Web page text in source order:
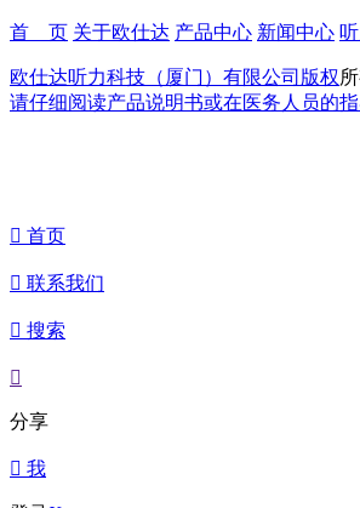
首 页 关于欧仕达 产品中心 新闻中心
欧仕达听力科技（厦门）有限公司版权
请仔细阅读产品说明书或在医务人员的
 首页
 联系我们
 搜索

分享
 我